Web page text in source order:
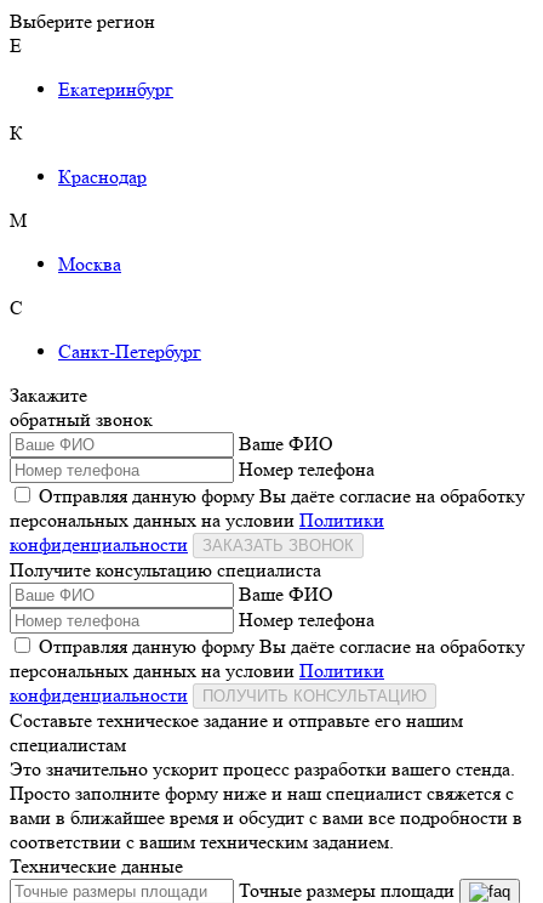
Выберите регион
Е
Екатеринбург
К
Краснодар
М
Москва
С
Санкт-Петербург
Закажите
обратный звонок
Ваше ФИО
Номер телефона
Отправляя данную форму Вы даёте согласие на обработку
персональных данных на условии Политики
конфиденциальности
ЗАКАЗАТЬ ЗВОНОК
Получите консультацию специалиста
Ваше ФИО
Номер телефона
Отправляя данную форму Вы даёте согласие на обработку
персональных данных на условии Политики
конфиденциальности
ПОЛУЧИТЬ КОНСУЛЬТАЦИЮ
Составьте техническое задание и отправьте его нашим
специалистам
Это значительно ускорит процесс разработки вашего стенда.
Просто заполните форму ниже и наш специалист свяжется с
вами в ближайшее время и обсудит с вами все подробности в
соответствии с вашим техническим заданием.
Технические данные
Точные размеры площади